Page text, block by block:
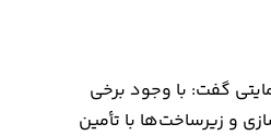
گفت: با وجود برخی
و زیرساخت‌ها با تأمین